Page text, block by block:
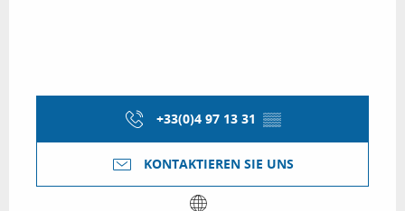
+33(0)4 97 13 31 ▒▒
KONTAKTIEREN SIE UNS